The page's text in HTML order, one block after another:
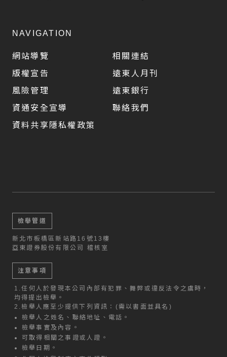
NAVIGATION
網站導覽
版權宣告
風險管理
資通安全宣導
資料共享隱私權政策
相關連結
遠東人月刊
遠東銀行
聯絡我們
檢舉管道
新北市板橋區新站路16號13樓
亞東證券股份有限公司 稽核室
注意事項
1.任何人於發現本公司內部有犯罪、舞弊或違反法令之虞時，
均得提出檢舉。
2.檢舉人應至少提供下列資訊：(需以書面並具名)
檢舉人之姓名、聯絡地址、電話。
檢舉事實及內容。
可取得相關之事證或人證。
檢舉日期。